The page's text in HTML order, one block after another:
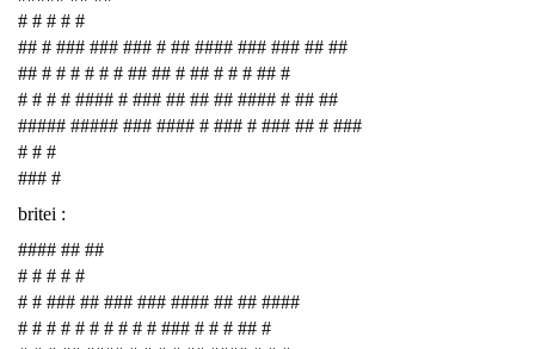
# # # # #
## # ### ### ### # ## #### ### ### ## ##
## # # # # # # ## ## # ## # # # ## #
# # # # #### # ### ## ## ## #### # ## ##
##### ##### ### #### # ### # ### ## # ###
# # #
### #
britei :
#### ## ##
# # # # #
# # ### ## ### ### #### ## ## ####
# # # # # # # # # # ### # # # ## #